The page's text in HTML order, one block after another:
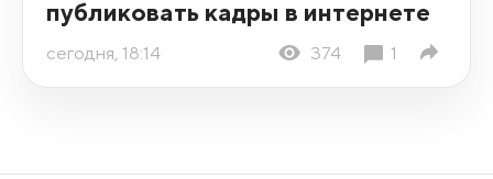
публиковать кадры в интернете
сегодня, 18:14 374 1